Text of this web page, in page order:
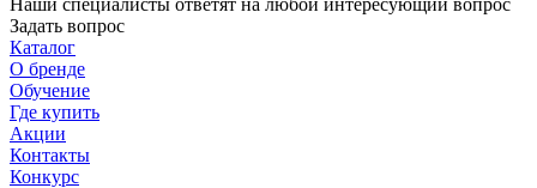
Задать вопрос
Каталог
О бренде
Обучение
Где купить
Акции
Контакты
Конкурс